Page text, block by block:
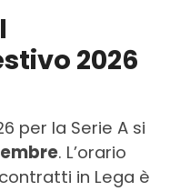
2026
per la Serie A si
. L’orario
in Lega è